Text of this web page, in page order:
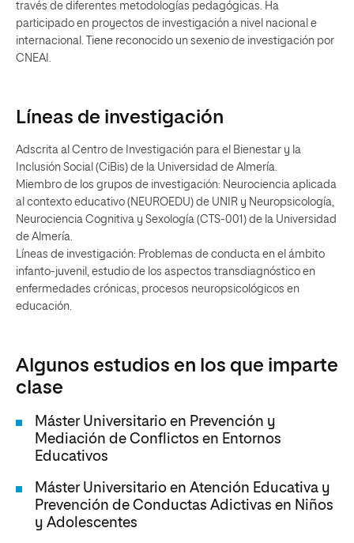
través de diferentes metodologías pedagógicas. Ha
participado en proyectos de investigación a nivel nacional e
internacional. Tiene reconocido un sexenio de investigación por
CNEAI.
Líneas de investigación
Adscrita al Centro de Investigación para el Bienestar y la
Inclusión Social (CiBis) de la Universidad de Almería.
Miembro de los grupos de investigación: Neurociencia aplicada
al contexto educativo (NEUROEDU) de UNIR y Neuropsicología,
Neurociencia Cognitiva y Sexología (CTS-001) de la Universidad
de Almería.
Líneas de investigación: Problemas de conducta en el ámbito
infanto-juvenil, estudio de los aspectos transdiagnóstico en
enfermedades crónicas, procesos neuropsicológicos en
educación.
Algunos estudios en los que imparte
clase
Máster Universitario en Prevención y
Mediación de Conflictos en Entornos
Educativos
Máster Universitario en Atención Educativa y
Prevención de Conductas Adictivas en Niños
y Adolescentes